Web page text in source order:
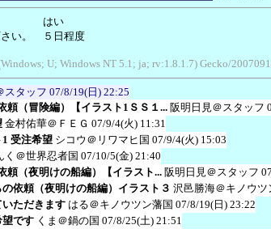
？ はい
さい。 ５日程度
U; Windows NT 5.1; ja; rv:1.8.1.7) Gecko/
スタッフ 07/8/19(日) 22:25
頼（冒険編）【イラスト1ＳＳ１... 阪明日見＠スタッフ
金村佑華＠ＦＥＧ 07/9/4(火) 11:31
受注希望 シコウ＠リワマヒ国 07/9/4(火) 15:03
く＠世界忍者国 07/10/5(金) 21:40
頼（夜明けの船編）【イラスト... 阪明日見＠スタッフ
依頼（夜明けの船編）イラスト３ 沢邑勝海＠キノウツ
いただきます はる＠キノウツン藩国 07/8/19(日) 23:22
望です くま＠鍋の国 07/8/25(土) 21:51